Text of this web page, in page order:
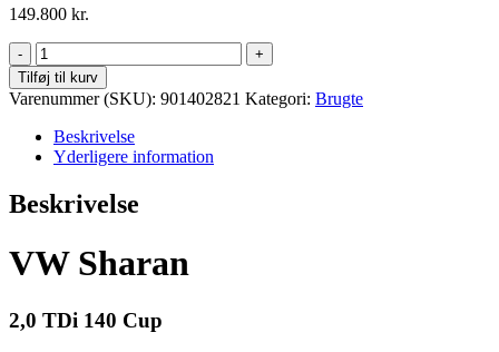
149.800 kr.
VW
Sharan
2,0
TDi
140
Cup
antal
Tilføj til kurv
Varenummer (SKU): 901402821 Kategori: Brugte
Beskrivelse
Yderligere information
Beskrivelse
VW Sharan
2,0 TDi 140 Cup